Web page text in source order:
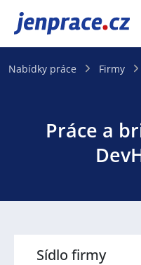
JenPráce.cz
Nabídky práce Firmy
Práce a
Sídlo firmy